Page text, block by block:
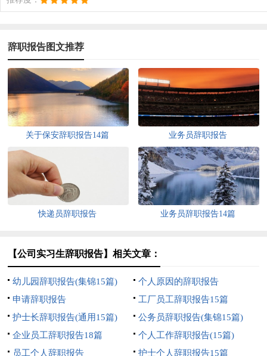
辞职报告图文推荐
关于保安辞职报告14篇 业务员辞职报告
快递员辞职报告 业务员辞职报告14篇
【公司实习生辞职报告】相关文章：
幼儿园辞职报告(集锦15篇)
个人原因的辞职报告
申请辞职报告
工厂员工辞职报告15篇
护士长辞职报告(通用15篇)
公务员辞职报告(集锦15篇)
企业员工辞职报告18篇
个人工作辞职报告(15篇)
员工个人辞职报告
护士个人辞职报告15篇